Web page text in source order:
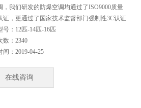
，我们研发的防爆空调均通过了ISO9000质量
证，更通过了国家技术监督部门强制性3C认证
号： 12匹-14匹-16匹
数： 2340
间： 2019-04-25
在线咨询